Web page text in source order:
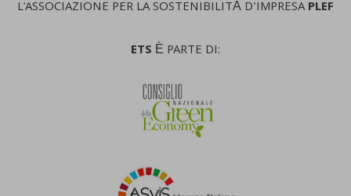
L'ASSOCIAZIONE PER LA SOSTENIBILITÀ D'IMPRESAPLEF
ETS È PARTE DI: